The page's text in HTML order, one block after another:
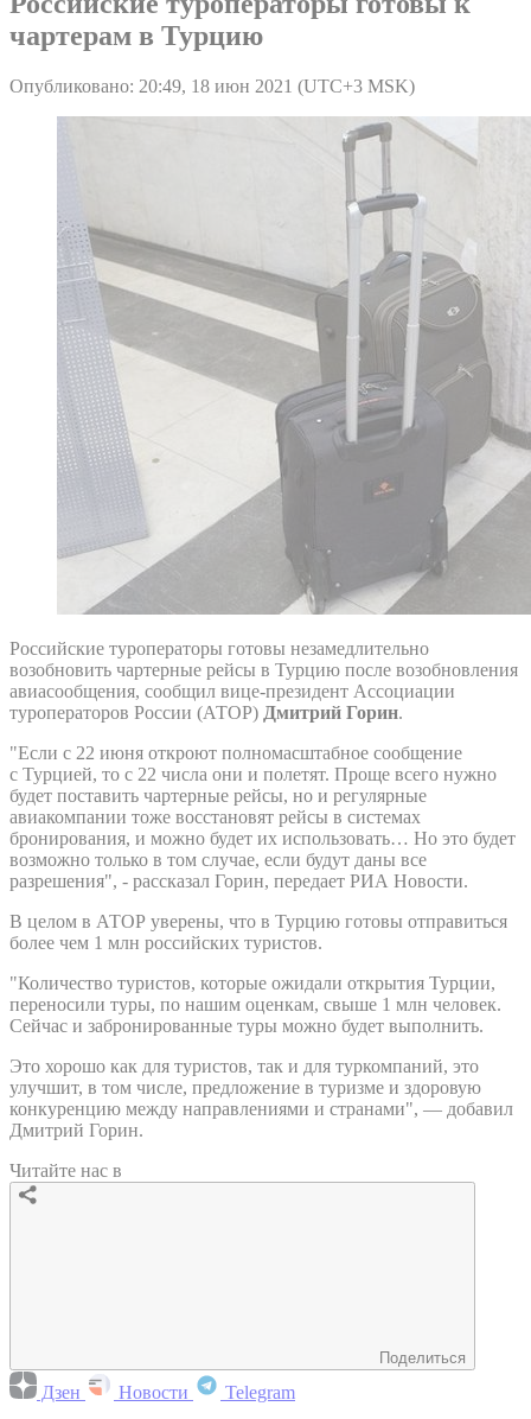
чартерам в Турцию
Опубликовано: 20:49, 18 июн 2021 (UTC+3 MSK)
Российские туроператоры готовы незамедлительно
возобновить чартерные рейсы в Турцию после возобновления
авиасообщения, сообщил вице-президент Ассоциации
туроператоров России (АТОР) Дмитрий Горин.
"Если с 22 июня откроют полномасштабное сообщение
с Турцией, то с 22 числа они и полетят. Проще всего нужно
будет поставить чартерные рейсы, но и регулярные
авиакомпании тоже восстановят рейсы в системах
бронирования, и можно будет их использовать… Но это будет
возможно только в том случае, если будут даны все
разрешения", - рассказал Горин, передает РИА Новости.
В целом в АТОР уверены, что в Турцию готовы отправиться
более чем 1 млн российских туристов.
"Количество туристов, которые ожидали открытия Турции,
переносили туры, по нашим оценкам, свыше 1 млн человек.
Сейчас и забронированные туры можно будет выполнить.
Это хорошо как для туристов, так и для туркомпаний, это
улучшит, в том числе, предложение в туризме и здоровую
конкуренцию между направлениями и странами", — добавил
Дмитрий Горин.
Читайте нас в
Поделиться
Дзен Новости Telegram